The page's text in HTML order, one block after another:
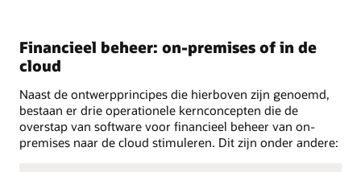
Financieel beheer: on-premises of in de
cloud
Naast de ontwerpprincipes die hierboven zijn genoemd,
bestaan er drie operationele kernconcepten die de
overstap van software voor financieel beheer van on-
premises naar de cloud stimuleren. Dit zijn onder andere: